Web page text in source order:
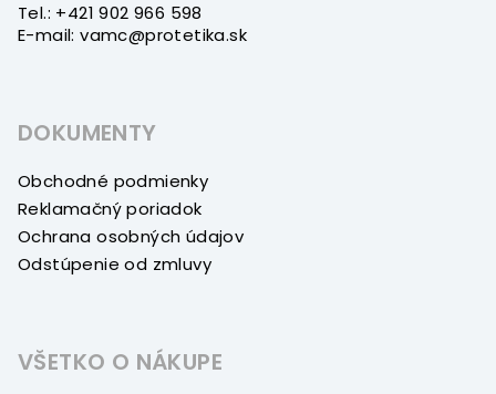
Tel.: +421 902 966 598
E-mail: vamc@protetika.sk
DOKUMENTY
Obchodné podmienky
Reklamačný poriadok
Ochrana osobných údajov
Odstúpenie od zmluvy
VŠETKO O NÁKUPE